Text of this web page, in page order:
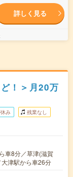
詳しく見る
！＞月20万
み 残業なし
車8分／草津(滋賀
津駅から車26分